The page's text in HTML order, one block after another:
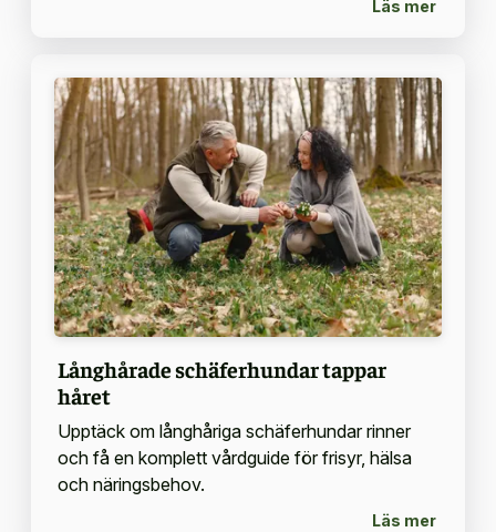
Läs mer
Långhårade schäferhundar tappar
håret
Upptäck om långhåriga schäferhundar rinner
och få en komplett vårdguide för frisyr, hälsa
och näringsbehov.
Läs mer